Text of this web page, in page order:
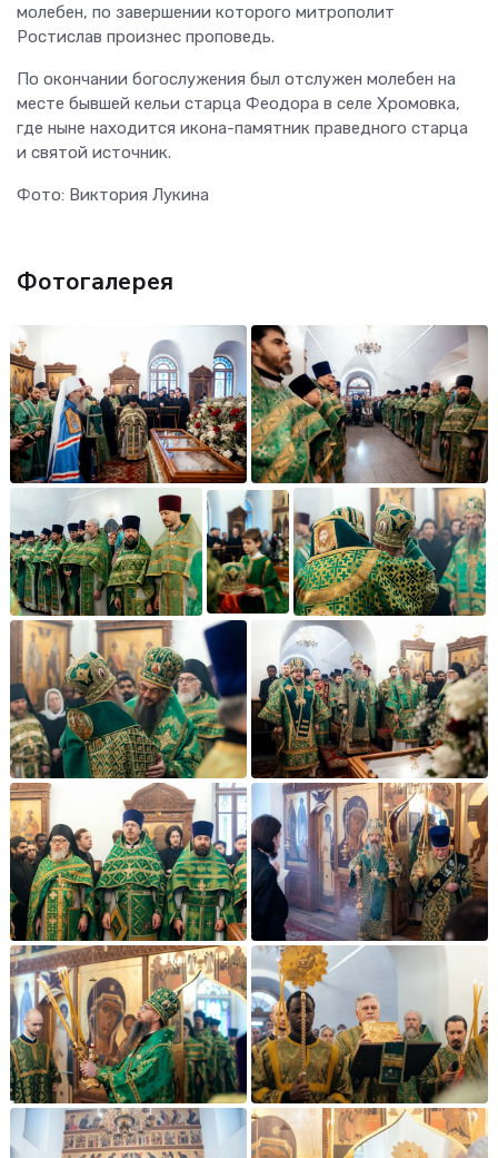
молебен, по завершении которого митрополит
Ростислав произнес проповедь.
По окончании богослужения был отслужен молебен на
месте бывшей кельи старца Феодора в селе Хромовка,
где ныне находится икона-памятник праведного старца
и святой источник.
Фото: Виктория Лукина
Фотогалерея